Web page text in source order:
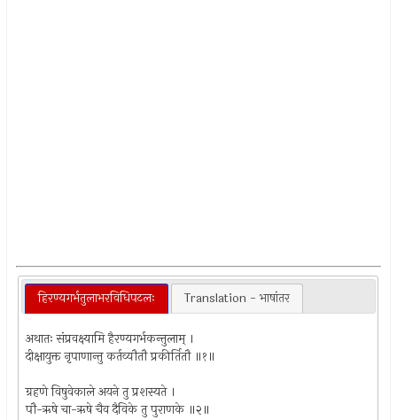
हिरण्यगर्भतुलाभरविधिपटलः Translation - भाषांतर
अथातः संप्रवक्ष्यामि हैरण्यगर्भकन्तुलाम् ।
दीक्षायुक्त नृपाणान्तु कर्तव्यौतौ प्रकीर्तितौ ॥१॥
ग्रहणे विषुवेकाले अयने तु प्रशस्यते ।
पौ-ऋषे चा-ऋषे चैव दैविके तु पुराणके ॥२॥